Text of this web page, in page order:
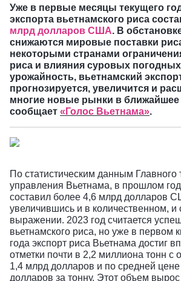
Уже в первые месяцы текущего
экспорта вьетнамского риса
млрд долларов США. В
снижаются мировые поставки
некоторыми странами
риса и влияния суровых
урожайность, вьетнамский
прогнозируется, увеличится и
многие новые рынки в ближайшее
сообщает «Голос Вьетнама».
По статистическим данным Главного
управления Вьетнама, в прошлом
составил более 4,6 млрд долларов
увеличившись и в количественном, и
выражении. 2023 год считается
вьетнамского риса, но уже в первом
года экспорт риса Вьетнама достиг
отметки почти в 2,2 миллиона тонн
1,4 млрд долларов и по средней
долларов за тонну. Этот объем